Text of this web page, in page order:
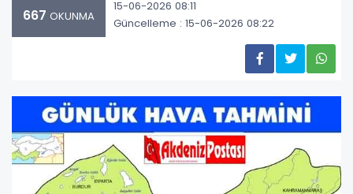
667 OKUNMA
15-06-2026 08:11
Güncelleme : 15-06-2026 08:22